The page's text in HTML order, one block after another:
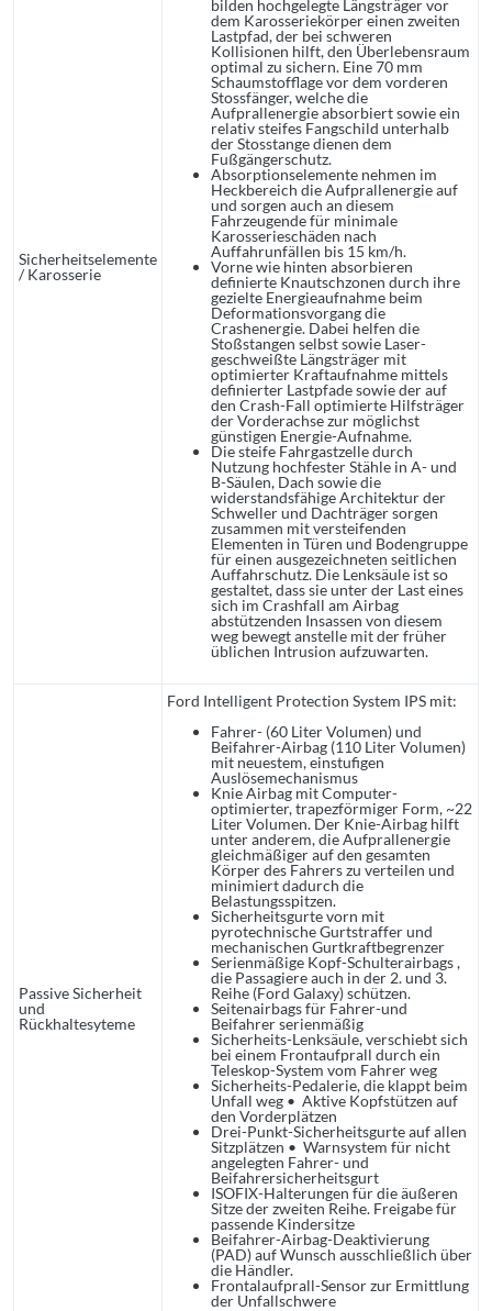
Sicherheitselemente
/ Karosserie
bilden hochgelegte Längsträger vor
dem Karosseriekörper einen zweiten
Lastpfad, der bei schweren
Kollisionen hilft, den Überlebensraum
optimal zu sichern. Eine 70 mm
Schaumstofflage vor dem vorderen
Stossfänger, welche die
Aufprallenergie absorbiert sowie ein
relativ steifes Fangschild unterhalb
der Stosstange dienen dem
Fußgängerschutz.
Absorptionselemente nehmen im
Heckbereich die Aufprallenergie auf
und sorgen auch an diesem
Fahrzeugende für minimale
Karosserieschäden nach
Auffahrunfällen bis 15 km/h.
Vorne wie hinten absorbieren
definierte Knautschzonen durch ihre
gezielte Energieaufnahme beim
Deformationsvorgang die
Crashenergie. Dabei helfen die
Stoßstangen selbst sowie Laser-
geschweißte Längsträger mit
optimierter Kraftaufnahme mittels
definierter Lastpfade sowie der auf
den Crash-Fall optimierte Hilfsträger
der Vorderachse zur möglichst
günstigen Energie-Aufnahme.
Die steife Fahrgastzelle durch
Nutzung hochfester Stähle in A- und
B-Säulen, Dach sowie die
widerstandsfähige Architektur der
Schweller und Dachträger sorgen
zusammen mit versteifenden
Elementen in Türen und Bodengruppe
für einen ausgezeichneten seitlichen
Auffahrschutz. Die Lenksäule ist so
gestaltet, dass sie unter der Last eines
sich im Crashfall am Airbag
abstützenden Insassen von diesem
weg bewegt anstelle mit der früher
üblichen Intrusion aufzuwarten.
Passive Sicherheit
und
Rückhaltesyteme
Ford Intelligent Protection System IPS mit:
Fahrer- (60 Liter Volumen) und
Beifahrer-Airbag (110 Liter Volumen)
mit neuestem, einstufigen
Auslösemechanismus
Knie Airbag mit Computer-
optimierter, trapezförmiger Form, ~22
Liter Volumen. Der Knie-Airbag hilft
unter anderem, die Aufprallenergie
gleichmäßiger auf den gesamten
Körper des Fahrers zu verteilen und
minimiert dadurch die
Belastungsspitzen.
Sicherheitsgurte vorn mit
pyrotechnische Gurtstraffer und
mechanischen Gurtkraftbegrenzer
Serienmäßige Kopf-Schulterairbags ,
die Passagiere auch in der 2. und 3.
Reihe (Ford Galaxy) schützen.
Seitenairbags für Fahrer-und
Beifahrer serienmäßig
Sicherheits-Lenksäule, verschiebt sich
bei einem Frontaufprall durch ein
Teleskop-System vom Fahrer weg
Sicherheits-Pedalerie, die klappt beim
Unfall weg • Aktive Kopfstützen auf
den Vorderplätzen
Drei-Punkt-Sicherheitsgurte auf allen
Sitzplätzen • Warnsystem für nicht
angelegten Fahrer- und
Beifahrersicherheitsgurt
ISOFIX-Halterungen für die äußeren
Sitze der zweiten Reihe. Freigabe für
passende Kindersitze
Beifahrer-Airbag-Deaktivierung
(PAD) auf Wunsch ausschließlich über
die Händler.
Frontalaufprall-Sensor zur Ermittlung
der Unfallschwere